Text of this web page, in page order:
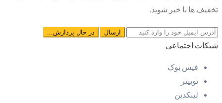
تخفیف ها با خبر شوید.
شبکات اجتماعی
فیس بوک
توییتر
لینکدین